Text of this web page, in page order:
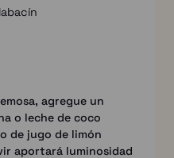
agregue un
o leche de coco
de jugo de limón
aportará luminosidad